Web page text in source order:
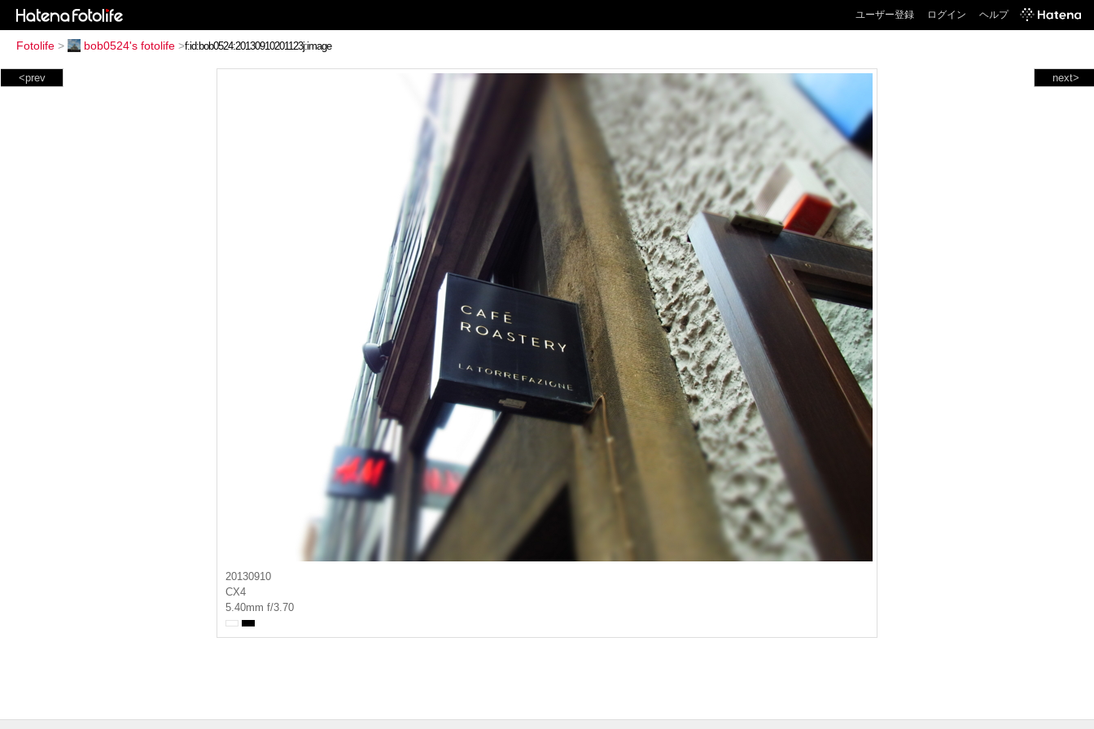
ユーザー登録 ログイン ヘルプ
Fotolife > bob0524's fotolife >
next>
<prev
20130910
CX4
5.40mm f/3.70